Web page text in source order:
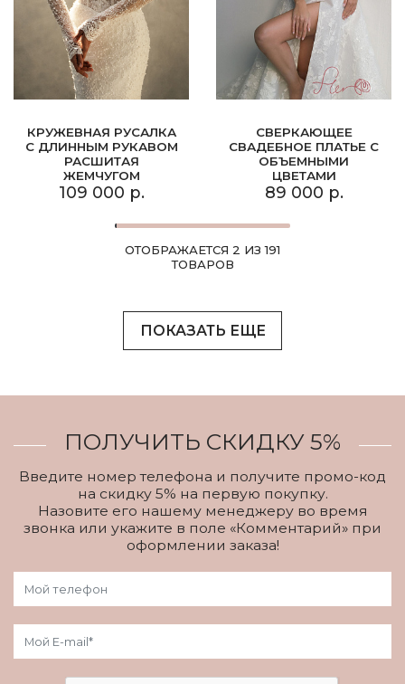
КРУЖЕВНАЯ РУСАЛКА
С ДЛИННЫМ РУКАВОМ
РАСШИТАЯ
ЖЕМЧУГОМ
109 000 р.
СВЕРКАЮЩЕЕ
СВАДЕБНОЕ ПЛАТЬЕ С
ОБЪЕМНЫМИ
ЦВЕТАМИ
89 000 р.
ОТОБРАЖАЕТСЯ 2 ИЗ 191
ТОВАРОВ
ПОКАЗАТЬ ЕЩЕ
ПОЛУЧИТЬ СКИДКУ 5%
Введите номер телефона и получите промо-код
на скидку 5% на первую покупку.
Назовите его нашему менеджеру во время
звонка или укажите в поле «Комментарий» при
оформлении заказа!